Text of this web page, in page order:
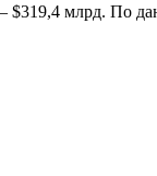
млрд. По